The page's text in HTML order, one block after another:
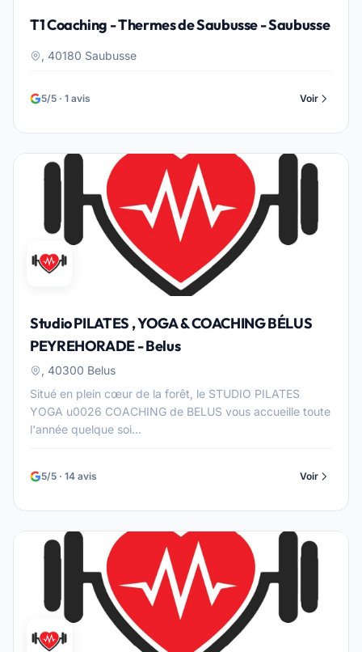
T1 Coaching - Thermes de Saubusse - Saubusse
, 40180 Saubusse
5/5 · 1 avis Voir
Studio PILATES , YOGA & COACHING BÉLUS
PEYREHORADE - Belus
, 40300 Belus
Situé en plein cœur de la forêt, le STUDIO PILATES
YOGA u0026 COACHING de BELUS vous accueille toute
l'année quelque soi...
5/5 · 14 avis Voir